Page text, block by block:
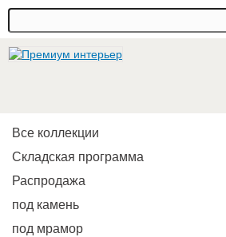
Все коллекции
Складская программа
Распродажа
под камень
под мрамор